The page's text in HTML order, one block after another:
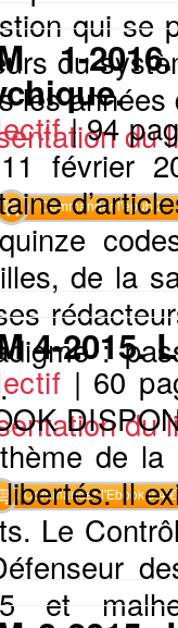
qui se
du
les
du
Commander l'epub 2
1-
|94
février
de la
:
du
Commander l'Ebook 9.4 €
4-2015.
| 60
de
Il
Le
et